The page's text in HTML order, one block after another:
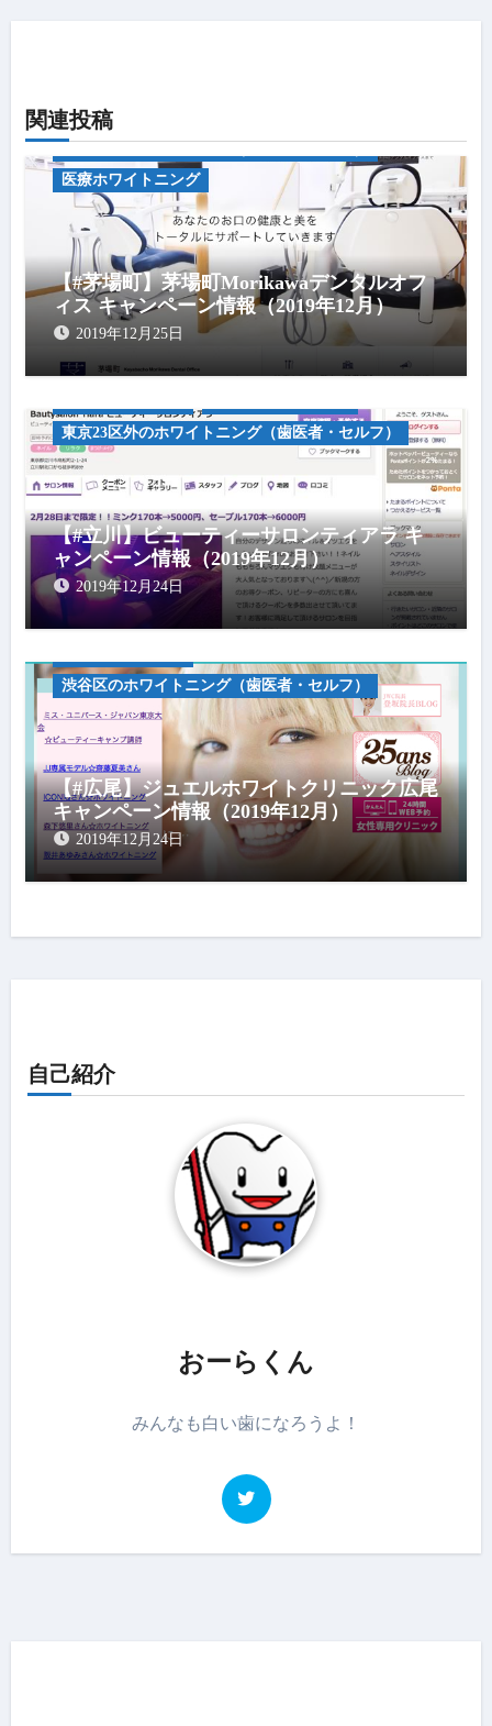
ン
関連投稿
キャンペーン情報
医療ホワイトニング
【#茅場町】茅場町Morikawaデンタルオフ
ィス キャンペーン情報（2019年12月）
2019年12月25日
東京23区外のホワイトニング（歯医者・セルフ）
【#立川】ビューティーサロンティアラ キ
ャンペーン情報（2019年12月）
2019年12月24日
渋谷区のホワイトニング（歯医者・セルフ）
【#広尾】ジュエルホワイトクリニック広尾
キャンペーン情報（2019年12月）
2019年12月24日
自己紹介
おーらくん
みんなも白い歯になろうよ！